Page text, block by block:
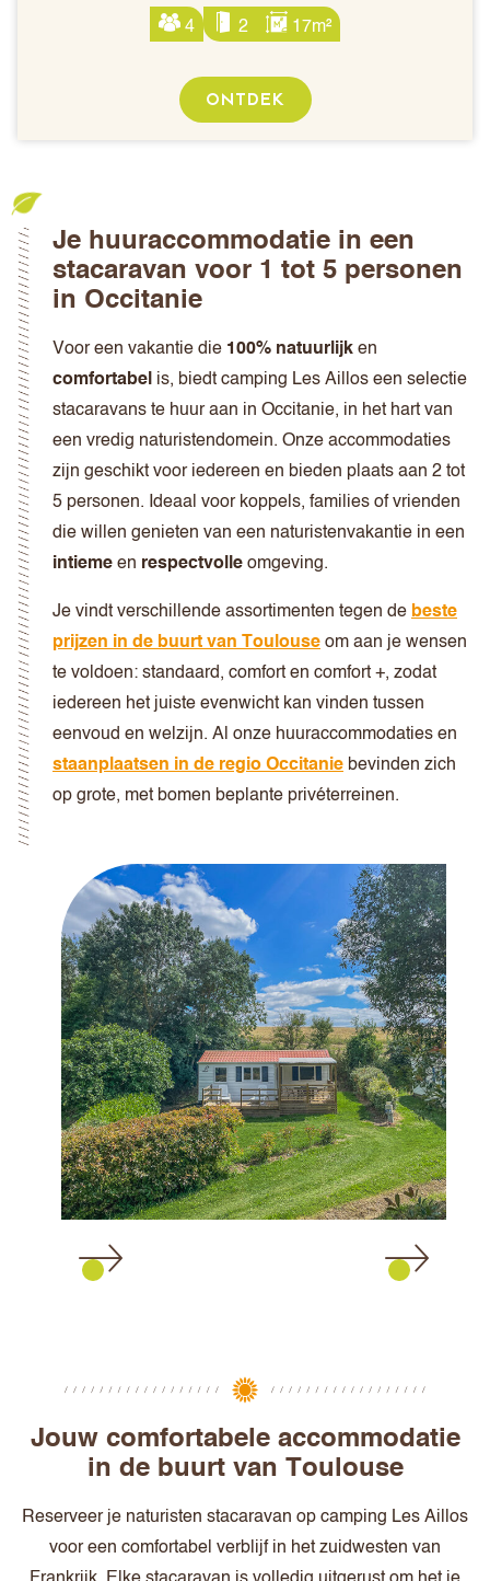
4 2 17m²
ONTDEK
Je huuraccommodatie in een
stacaravan voor 1 tot 5 personen
in Occitanie
Voor een vakantie die 100% natuurlijk en
comfortabel is, biedt camping Les Aillos een selectie
stacaravans te huur aan in Occitanie, in het hart van
een vredig naturistendomein. Onze accommodaties
zijn geschikt voor iedereen en bieden plaats aan 2 tot
5 personen. Ideaal voor koppels, families of vrienden
die willen genieten van een naturistenvakantie in een
intieme en respectvolle omgeving.
Je vindt verschillende assortimenten tegen de beste
prijzen in de buurt van Toulouse om aan je wensen
te voldoen: standaard, comfort en comfort +, zodat
iedereen het juiste evenwicht kan vinden tussen
eenvoud en welzijn. Al onze huuraccommodaties en
staanplaatsen in de regio Occitanie bevinden zich
op grote, met bomen beplante privéterreinen.
Jouw comfortabele accommodatie
in de buurt van Toulouse
Reserveer je naturisten stacaravan op camping Les Aillos
voor een comfortabel verblijf in het zuidwesten van